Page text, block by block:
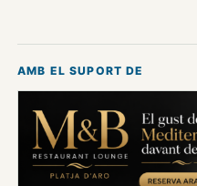
AMB EL SUPORT DE